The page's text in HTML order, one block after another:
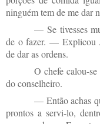
ninguém tem de me dar
— Se tivesses
de o fazer. — Explicou
de dar as ordens.
O chefe calou-
do conselheiro.
— Então achas
prontos a servi-lo,